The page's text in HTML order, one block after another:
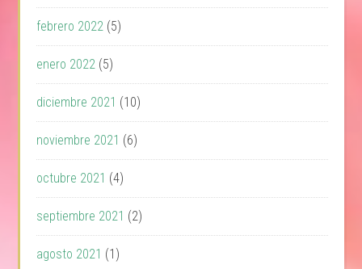
febrero 2022 (5)
enero 2022 (5)
diciembre 2021 (10)
noviembre 2021 (6)
octubre 2021 (4)
septiembre 2021 (2)
agosto 2021 (1)